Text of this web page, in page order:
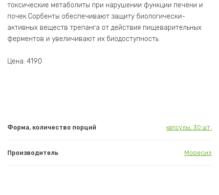
токсические метаболиты при нарушении функции печени и
почек.Сорбенты обеспечивают защиту биологически-
активных веществ трепанга от действия пищеварительных
ферментов и увеличивают их биодоступность.
Цена: 4190
Форма, количество порций капсулы, 30 шт.
Производитель Моресил